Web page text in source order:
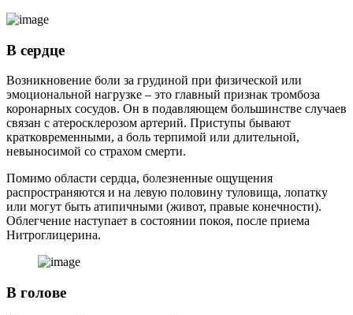
В сердце
Возникновение боли за грудиной при физической или
эмоциональной нагрузке – это главный признак тромбоза
коронарных сосудов. Он в подавляющем большинстве случаев
связан с атеросклерозом артерий. Приступы бывают
кратковременными, а боль терпимой или длительной,
невыносимой со страхом смерти.
Помимо области сердца, болезненные ощущения
распространяются и на левую половину туловища, лопатку
или могут быть атипичными (живот, правые конечности).
Облегчение наступает в состоянии покоя, после приема
Нитроглицерина.
В голове